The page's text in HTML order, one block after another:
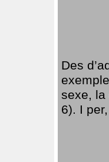
Des
sexe, la
6). I